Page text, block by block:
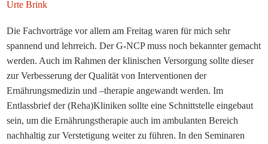
Urte Brink
Die Fachvorträge vor allem am Freitag waren für mich sehr
spannend und lehrreich. Der G-NCP muss noch bekannter gemacht
werden. Auch im Rahmen der klinischen Versorgung sollte dieser
zur Verbesserung der Qualität von Interventionen der
Ernährungsmedizin und –therapie angewandt werden. Im
Entlassbrief der (Reha)Kliniken sollte eine Schnittstelle eingebaut
sein, um die Ernährungstherapie auch im ambulanten Bereich
nachhaltig zur Verstetigung weiter zu führen. In den Seminaren